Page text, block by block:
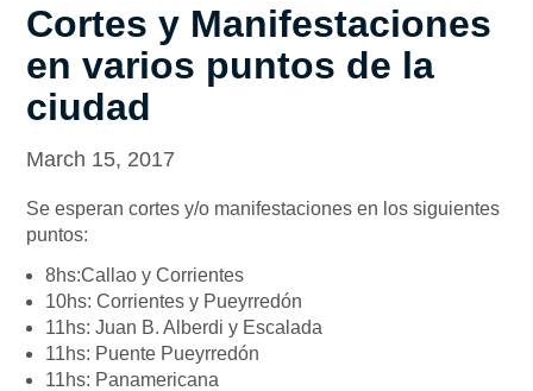
Cortes y Manifestaciones
en varios puntos de la
ciudad
March 15, 2017
Se esperan cortes y/o manifestaciones en los siguientes
puntos:
8hs:Callao y Corrientes
10hs: Corrientes y Pueyrredón
11hs: Juan B. Alberdi y Escalada
11hs: Puente Pueyrredón
11hs: Panamericana